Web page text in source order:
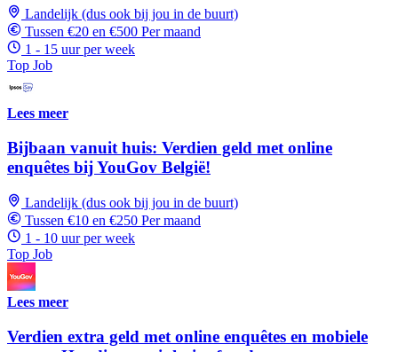
Landelijk (dus ook bij jou in de buurt)
Tussen €20 en €500 Per maand
1 - 15 uur per week
Top Job
Lees meer
Bijbaan vanuit huis: Verdien geld met online
enquêtes bij YouGov België!
Landelijk (dus ook bij jou in de buurt)
Tussen €10 en €250 Per maand
1 - 10 uur per week
Top Job
Lees meer
Verdien extra geld met online enquêtes en mobiele